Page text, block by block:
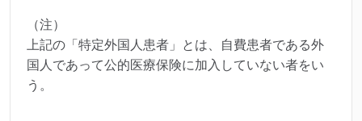
（注）
上記の「特定外国人患者」とは、自費患者である外
国人であって公的医療保険に加入していない者をい
う。